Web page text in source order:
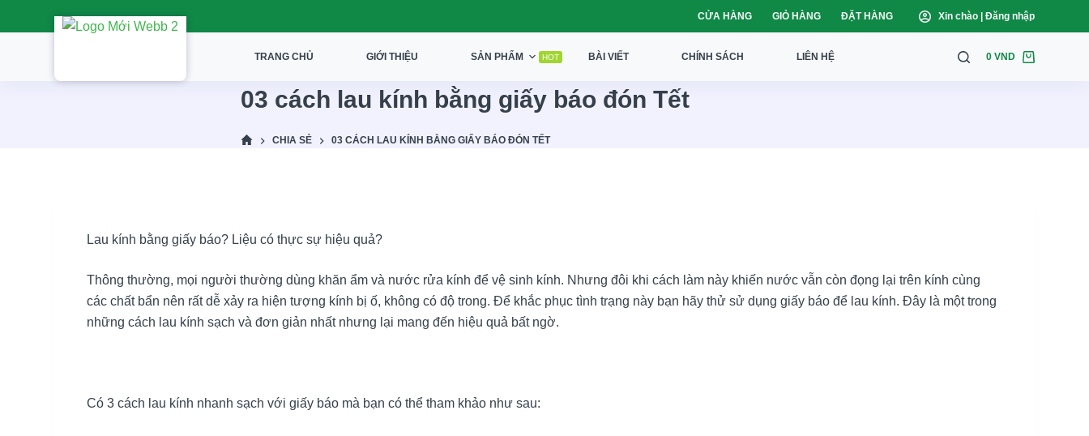
CỬA HÀNG GIỎ HÀNG ĐẶT HÀNG Đăng nhập
TRANG CHỦ GIỚI THIỆU SẢN PHẨM HOT BÀI VIẾT CHÍNH SÁCH LIÊN HỆ 0VND
03 cách lau kính bằng giấy báo đón Tết
CHIA SẺ 03 CÁCH LAU KÍNH BẰNG GIẤY BÁO ĐÓN TẾT
Lau kính bằng giấy báo? Liệu có thực sự hiệu quả?
Thông thường, mọi người thường dùng khăn ẩm và nước rửa kính để vệ sinh kính. Nhưng đôi khi cách làm này khiến nước vẫn còn đọng lại trên kính cùng
các chất bẩn nên rất dễ xảy ra hiện tượng kính bị ố, không có độ trong. Để khắc phục tình trạng này bạn hãy thử sử dụng giấy báo để lau kính. Đây là một trong
những cách lau kính sạch và đơn giản nhất nhưng lại mang đến hiệu quả bất ngờ.
Có 3 cách lau kính nhanh sạch với giấy báo mà bạn có thể tham khảo như sau: